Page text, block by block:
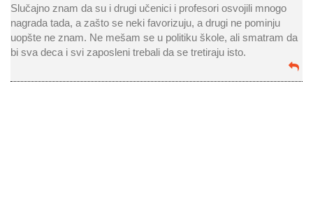
Slučajno znam da su i drugi učenici i profesori osvojili mnogo
nagrada tada, a zašto se neki favorizuju, a drugi ne pominju
uopšte ne znam. Ne mešam se u politiku škole, ali smatram da
bi sva deca i svi zaposleni trebali da se tretiraju isto.